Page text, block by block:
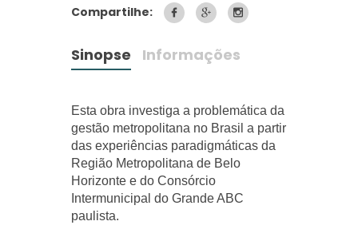
Compartilhe:
Sinopse Informações
Esta obra investiga a problemática da
gestão metropolitana no Brasil a partir
das experiências paradigmáticas da
Região Metropolitana de Belo
Horizonte e do Consórcio
Intermunicipal do Grande ABC
paulista.